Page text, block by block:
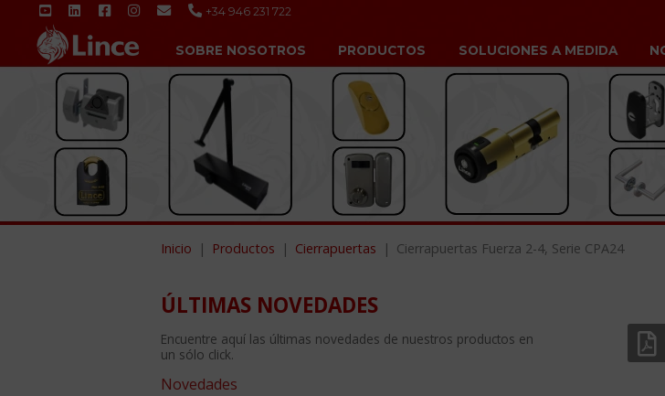
+34 946 231 722
SOBRE NOSOTROS PRODUCTOS SOLUCIONES A MEDIDA
Inicio Productos Cierrapuertas Cierrapuertas Fuerza 2-4, Serie CPA24
ÚLTIMAS NOVEDADES
Encuentre aquí las últimas novedades de nuestros productos en
un sólo click.
Novedades